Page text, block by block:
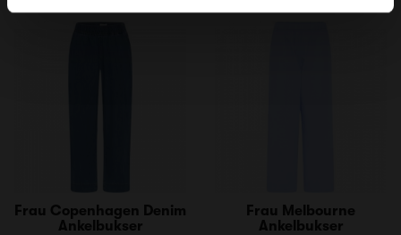
Frau Copenhagen Denim
Ankelbukser
Frau Melbourne
Ankelbukser